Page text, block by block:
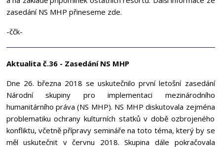
zasedání NS MHP přineseme zde.
-ččk-
Aktualita č.36 - Zasedání NS MHP
Dne 26. března 2018 se uskutečnilo první letošní zasedání
Národní skupiny pro implementaci mezinárodního
humanitárního práva (NS MHP). NS MHP diskutovala zejména
problematiku ochrany kulturních statků v době ozbrojeného
konfliktu, včetně přípravy semináře na toto téma, který by se
měl uskutečnit v červnu 2018. Skupina dále pokračovala